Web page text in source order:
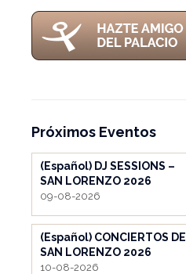
Próximos Eventos
(Español) DJ SESSIONS –
SAN LORENZO 2026
09-08-2026
(Español) CONCIERTOS DE
SAN LORENZO 2026
10-08-2026